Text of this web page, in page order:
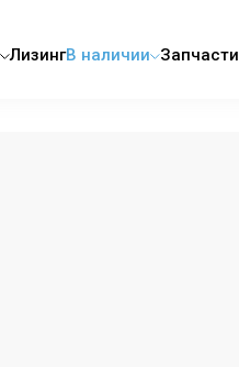
ЛизингВ наличии Запчасти